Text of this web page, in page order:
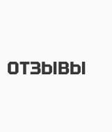
ОТЗЫВЫ